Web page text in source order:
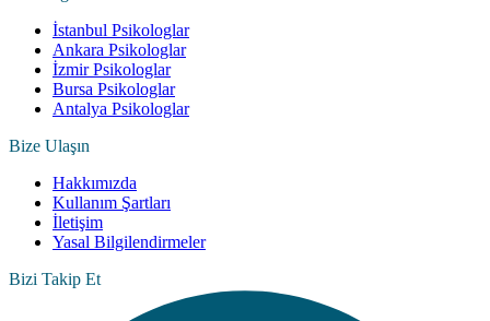
İstanbul Psikologlar
Ankara Psikologlar
İzmir Psikologlar
Bursa Psikologlar
Antalya Psikologlar
Bize Ulaşın
Hakkımızda
Kullanım Şartları
İletişim
Yasal Bilgilendirmeler
Bizi Takip Et